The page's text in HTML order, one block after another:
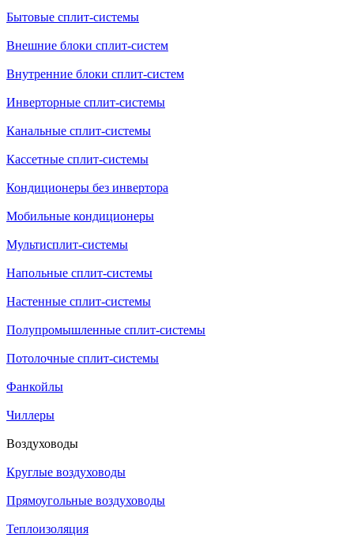
Бытовые сплит-системы
Внешние блоки сплит-систем
Внутренние блоки сплит-систем
Инверторные сплит-системы
Канальные сплит-системы
Кассетные сплит-системы
Кондиционеры без инвертора
Мобильные кондиционеры
Мультисплит-системы
Напольные сплит-системы
Настенные сплит-системы
Полупромышленные сплит-системы
Потолочные сплит-системы
Фанкойлы
Чиллеры
Воздуховоды
Круглые воздуховоды
Прямоугольные воздуховоды
Теплоизоляция